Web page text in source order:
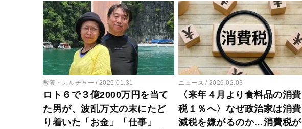
教養・カルチャー 2026.01.31
ロト６で３億2000万円を当て
た男が、波乱万丈の末にたど
り着いた「お金」「仕事」
ニュース 2026.02.03
〈来年４月より食料品の消費
税１％へ〉なぜ政治家は消費
減税を嫌がるのか…消費税が